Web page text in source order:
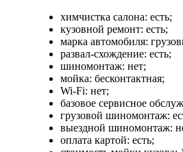
химчистка салона: есть;
кузовной ремонт: есть;
марка автомобиля:
развал-схождение: есть;
шиномонтаж: нет;
мойка: бесконтактная;
Wi-Fi: нет;
базовое сервисное
грузовой шиномонтаж:
выездной шиномонтаж:
оплата картой: есть;